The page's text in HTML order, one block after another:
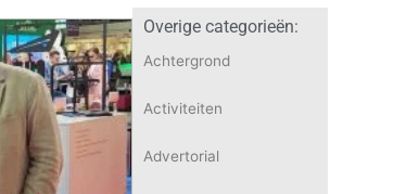
Overige categorieën:
Achtergrond
Activiteiten
Advertorial